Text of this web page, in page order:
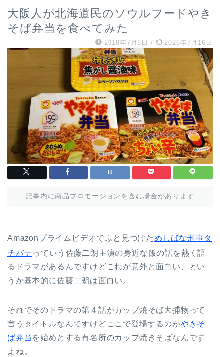
大阪人が北海道民のソウルフードやき
そば弁当を食べてみた
2018年7月6日 / 2026年7月16日
記事内に商品プロモーションを含む場合があります
Amazonプライムビデオでふと見つけためしばな刑事タ
チバナ っていう佐藤二朗主演の身近な飯の話を熱く語
るドラマがあるんですけどこれが意外と面白い、とい
うか基本的に佐藤二朗は面白い。
それでそのドラマの第４話がカップ焼そば大捕物って
言うタイトルなんですけどここで登場するのがやきそ
ば弁当 を始めとする有名所のカップ焼きそばなんです
よね。